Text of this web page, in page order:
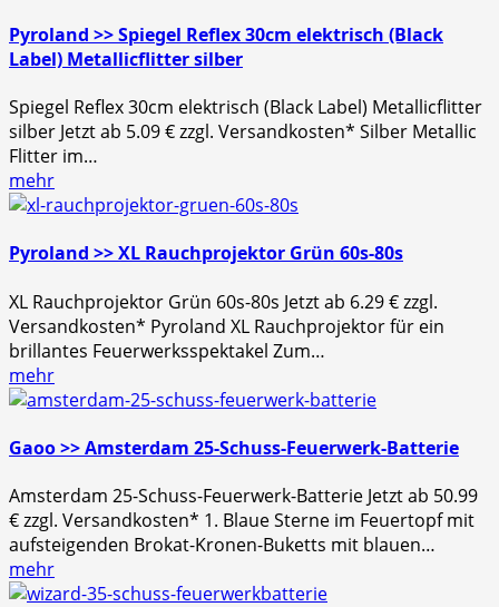
Pyroland >> Spiegel Reflex 30cm elektrisch (Black
Label) Metallicflitter silber
Spiegel Reflex 30cm elektrisch (Black Label) Metallicflitter
silber Jetzt ab 5.09 € zzgl. Versandkosten* Silber Metallic
Flitter im…
mehr
Pyroland >> XL Rauchprojektor Grün 60s-80s
XL Rauchprojektor Grün 60s-80s Jetzt ab 6.29 € zzgl.
Versandkosten* Pyroland XL Rauchprojektor für ein
brillantes Feuerwerksspektakel Zum…
mehr
Gaoo >> Amsterdam 25-Schuss-Feuerwerk-Batterie
Amsterdam 25-Schuss-Feuerwerk-Batterie Jetzt ab 50.99
€ zzgl. Versandkosten* 1. Blaue Sterne im Feuertopf mit
aufsteigenden Brokat-Kronen-Buketts mit blauen…
mehr